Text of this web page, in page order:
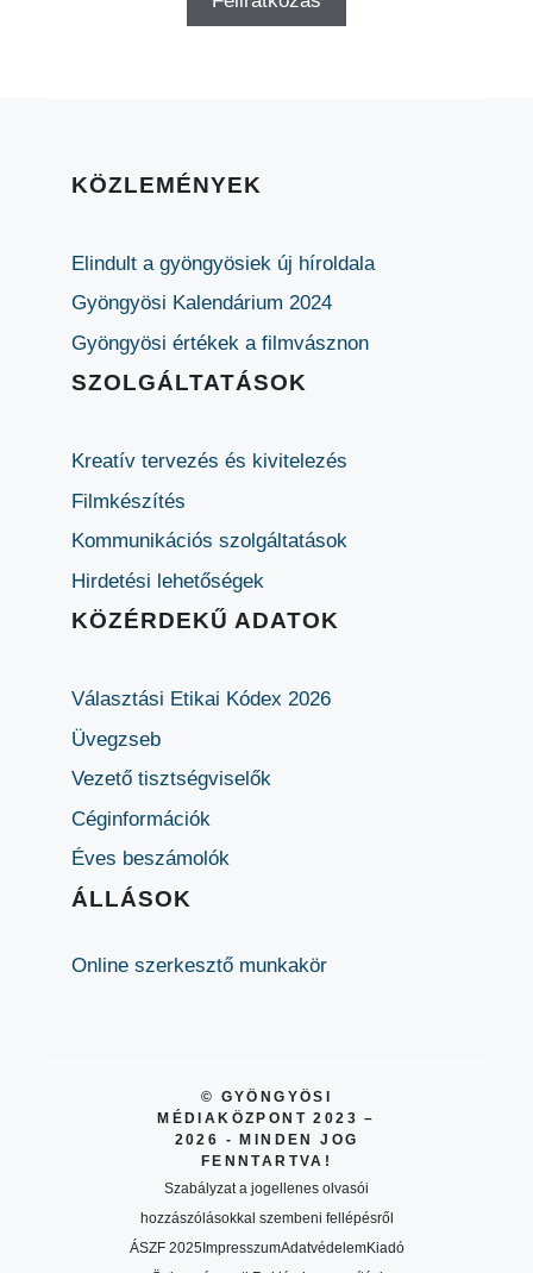
KÖZLEMÉNYEK
Elindult a gyöngyösiek új híroldala
Gyöngyösi Kalendárium 2024
Gyöngyösi értékek a filmvásznon
SZOLGÁLTATÁSOK
Kreatív tervezés és kivitelezés
Filmkészítés
Kommunikációs szolgáltatások
Hirdetési lehetőségek
KÖZÉRDEKŰ ADATOK
Választási Etikai Kódex 2026
Üvegzseb
Vezető tisztségviselők
Céginformációk
Éves beszámolók
ÁLLÁSOK
Online szerkesztő munkakör
© GYÖNGYÖSI
MÉDIAKÖZPONT 2023 –
2026 - MINDEN JOG
FENNTARTVA!
Szabályzat a jogellenes olvasói
hozzászólásokkal szembeni fellépésről
ÁSZF 2025ImpresszumAdatvédelemKiadó